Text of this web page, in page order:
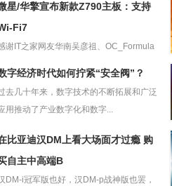
星/华擎宣布新款Z790主板：支持
Fi7
谢IT之家网友华南吴彦祖、OC_Formula
字经济时代如何拧紧“安全阀”？
去几十年来，数字技术的不断拓展和广泛
用推动了产业数字化和数字...
比亚迪汉DM上看大场面才过瘾 购
自主中高端B
DM-i冠军版也好，汉DM-p战神版也罢，